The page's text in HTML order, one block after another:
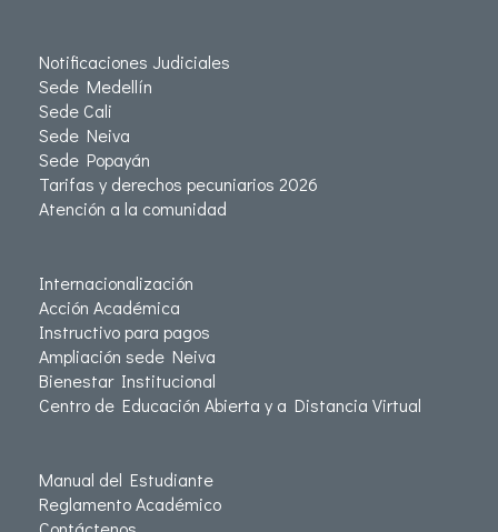
Notificaciones Judiciales
Sede Medellín
Sede Cali
Sede Neiva
Sede Popayán
Tarifas y derechos pecuniarios 2026
Atención a la comunidad
Internacionalización
Acción Académica
Instructivo para pagos
Ampliación sede Neiva
Bienestar Institucional
Centro de Educación Abierta y a Distancia Virtual
Manual del Estudiante
Reglamento Académico